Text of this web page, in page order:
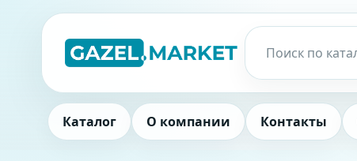
Каталог О компании Контакты